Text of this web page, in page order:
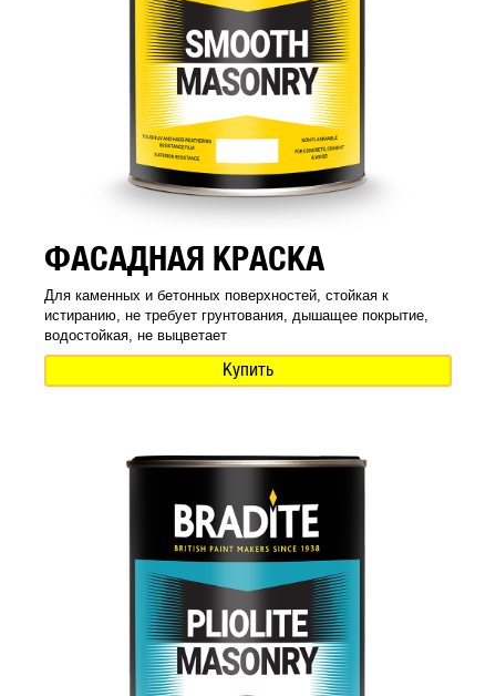
ФАСАДНАЯ КРАСКА
Для каменных и бетонных поверхностей, стойкая к
истиранию, не требует грунтования, дышащее покрытие,
водостойкая, не выцветает
Купить